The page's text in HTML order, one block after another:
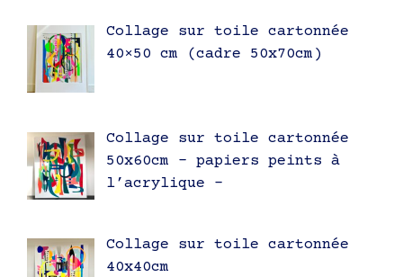
Collage sur toile cartonnée
40×50 cm (cadre 50x70cm)
Collage sur toile cartonnée
50x60cm – papiers peints à
l’acrylique –
Collage sur toile cartonnée
40x40cm